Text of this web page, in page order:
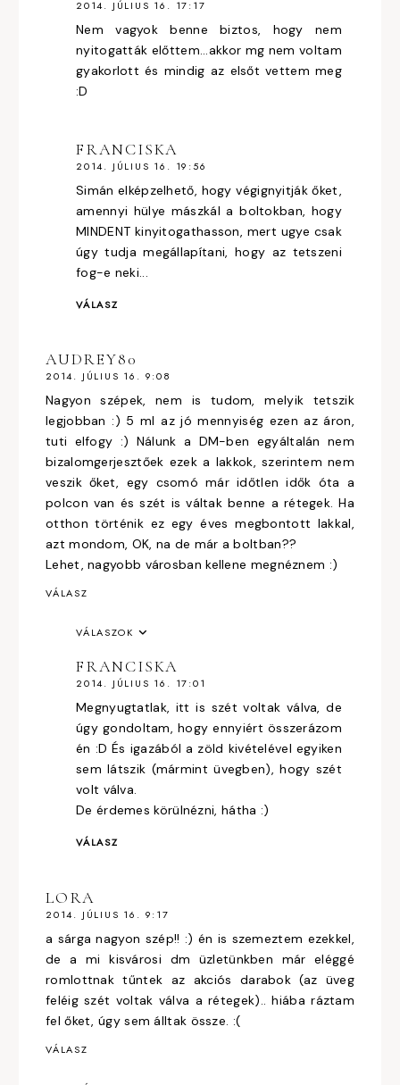
2014. JÚLIUS 16. 17:17
Nem vagyok benne biztos, hogy nem
nyitogatták előttem...akkor mg nem voltam
gyakorlott és mindig az elsőt vettem meg
:D
FRANCISKA
2014. JÚLIUS 16. 19:56
Simán elképzelhető, hogy végignyitják őket,
amennyi hülye mászkál a boltokban, hogy
MINDENT kinyitogathasson, mert ugye csak
úgy tudja megállapítani, hogy az tetszeni
fog-e neki...
VÁLASZ
AUDREY80
2014. JÚLIUS 16. 9:08
Nagyon szépek, nem is tudom, melyik tetszik
legjobban :) 5 ml az jó mennyiség ezen az áron,
tuti elfogy :) Nálunk a DM-ben egyáltalán nem
bizalomgerjesztőek ezek a lakkok, szerintem nem
veszik őket, egy csomó már időtlen idők óta a
polcon van és szét is váltak benne a rétegek. Ha
otthon történik ez egy éves megbontott lakkal,
azt mondom, OK, na de már a boltban??
Lehet, nagyobb városban kellene megnéznem :)
VÁLASZ
VÁLASZOK
FRANCISKA
2014. JÚLIUS 16. 17:01
Megnyugtatlak, itt is szét voltak válva, de
úgy gondoltam, hogy ennyiért összerázom
én :D És igazából a zöld kivételével egyiken
sem látszik (mármint üvegben), hogy szét
volt válva.
De érdemes körülnézni, hátha :)
VÁLASZ
LORA
2014. JÚLIUS 16. 9:17
a sárga nagyon szép!! :) én is szemeztem ezekkel,
de a mi kisvárosi dm üzletünkben már eléggé
romlottnak tűntek az akciós darabok (az üveg
feléig szét voltak válva a rétegek).. hiába ráztam
fel őket, úgy sem álltak össze. :(
VÁLASZ